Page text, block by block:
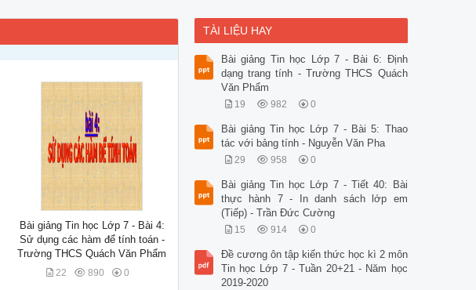
Bài giảng Tin học Lớp 7 - Bài 4:
Sử dụng các hàm để tính toán -
Trường THCS Quách Văn Phẩm
22 890 0
TÀI LIỆU HAY
Bài giảng Tin học Lớp 7 - Bài 6: Định
dạng trang tính - Trường THCS Quách
Văn Phẩm
19 982 0
Bài giảng Tin học Lớp 7 - Bài 5: Thao
tác với bảng tính - Nguyễn Văn Pha
29 958 0
Bài giảng Tin học Lớp 7 - Tiết 40: Bài
thực hành 7 - In danh sách lớp em
(Tiếp) - Trần Đức Cường
15 914 0
Đề cương ôn tập kiến thức học kì 2 môn
Tin học Lớp 7 - Tuần 20+21 - Năm học
2019-2020